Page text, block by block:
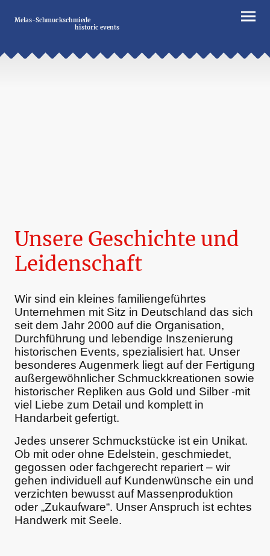
Melas-Schmuckschmiede
historic events
Unsere Geschichte und
Leidenschaft
Wir sind ein kleines familiengeführtes
Unternehmen mit Sitz in Deutschland das sich
seit dem Jahr 2000 auf die Organisation,
Durchführung und lebendige Inszenierung
historischen Events, spezialisiert hat. Unser
besonderes Augenmerk liegt auf der Fertigung
außergewöhnlicher Schmuckkreationen sowie
historischer Repliken aus Gold und Silber -mit
viel Liebe zum Detail und komplett in
Handarbeit gefertigt.
Jedes unserer Schmuckstücke ist ein Unikat.
Ob mit oder ohne Edelstein, geschmiedet,
gegossen oder fachgerecht repariert – wir
gehen individuell auf Kundenwünsche ein und
verzichten bewusst auf Massenproduktion
oder „Zukaufware“. Unser Anspruch ist echtes
Handwerk mit Seele.